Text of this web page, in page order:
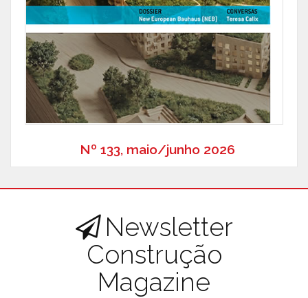
Nº 133, maio/junho 2026
Newsletter
Construção
Magazine